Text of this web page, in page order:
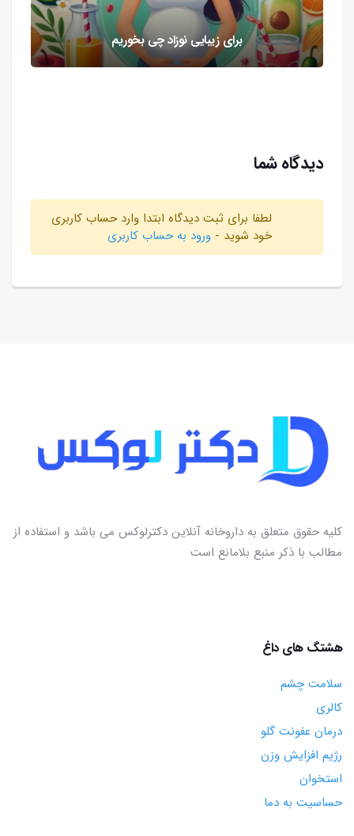
برای زیبایی نوزاد چی بخوریم
دیدگاه شما
لطفا برای ثبت دیدگاه ابتدا وارد حساب کاربری
خود شوید - ورود به حساب کاربری
کلیه حقوق متعلق به داروخانه آنلاین دکترلوکس می باشد و استفاده از
مطالب با ذکر منبع بلامانع است
هشتگ های داغ
سلامت چشم
کالری
درمان عفونت گلو
رژیم افزایش وزن
استخوان
حساسیت به دما